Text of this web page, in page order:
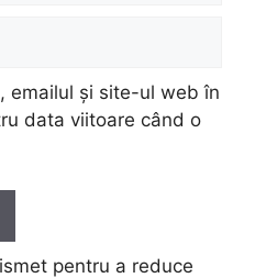
emailul și site-ul web în
data viitoare când o
pentru a reduce